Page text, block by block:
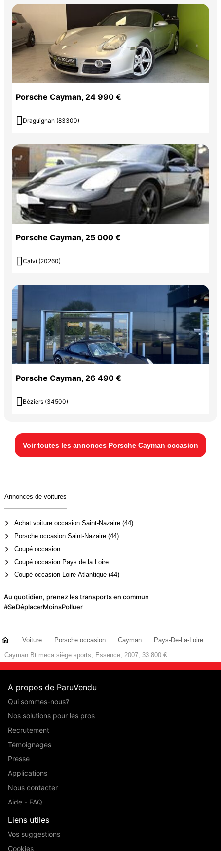
Porsche Cayman, 24 990 €
 Draguignan (83300)
Porsche Cayman, 25 000 €
 Calvi (20260)
Porsche Cayman, 26 490 €
 Béziers (34500)
Voir toutes les annonces Porsche Cayman occasion
Annonces de voitures
Achat voiture occasion Saint-Nazaire (44)
Porsche occasion Saint-Nazaire (44)
Coupé occasion
Coupé occasion Pays de la Loire
Coupé occasion Loire-Atlantique (44)
Au quotidien, prenez les transports en commun
#SeDéplacerMoinsPolluer
Voiture Porsche occasion Cayman
Pays-De-La-Loire
Cayman Bt meca siège sports, Essence, 2007, 33 800 €
A propos de ParuVendu
Qui sommes-nous?
Nos solutions pour les pros
Recrutement
Témoignages
Presse
Applications
Nous contacter
Aide - FAQ
Liens utiles
Vos suggestions
Cookies